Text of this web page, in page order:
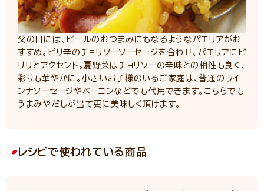
父の日には、ビールのおつまみにもなるようなパエリアがお
すすめ。ピリ辛のチョリソーソーセージを合わせ、パエリアにピ
リリとアクセント。夏野菜はチョリソーの辛味との相性も良く、
彩りも華やかに。小さいお子様のいるご家庭は、普通のウイ
ンナソーセージやベーコンなどでも代用できます。こちらでも
うまみやだしが出て更に美味しく頂けます。
レシピで使われている商品